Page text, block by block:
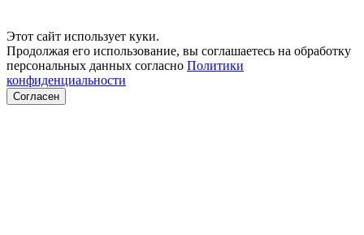
Этот сайт использует куки.
Продолжая его использование, вы соглашаетесь на обработку
персональных данных согласно Политики
конфиденциальности
Согласен